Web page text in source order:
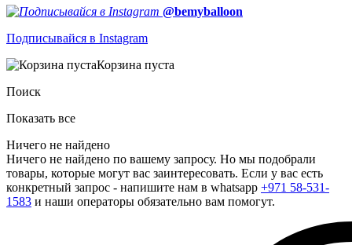
@bemyballoon
Подписывайся в Instagram
Корзина пуста
Поиск
Показать все
Ничего не найдено
Ничего не найдено по вашему запросу. Но мы подобрали
товары, которые могут вас заинтересовать. Если у вас есть
конкретный запрос - напишите нам в whatsapp +971 58-531-
1583 и наши операторы обязательно вам помогут.